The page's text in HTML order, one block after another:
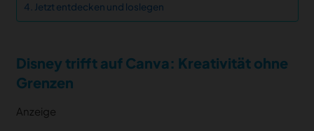
Jetzt entdecken und loslegen
Disney trifft auf Canva: Kreativität ohne
Grenzen
Anzeige